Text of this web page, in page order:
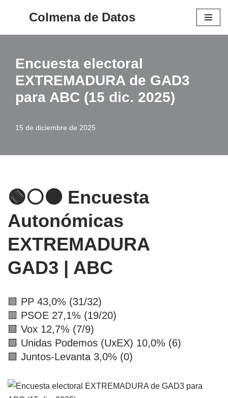
Colmena de Datos
Encuesta electoral
EXTREMADURA de GAD3
para ABC (15 dic. 2025)
15 de diciembre de 2025
🟢⚪⚫ Encuesta
Autonómicas
EXTREMADURA
GAD3 | ABC
🟦 PP 43,0% (31/32)
🟥 PSOE 27,1% (19/20)
🟩 Vox 12,7% (7/9)
🟪 Unidas Podemos (UxEX) 10,0% (6)
🟩 Juntos-Levanta 3,0% (0)